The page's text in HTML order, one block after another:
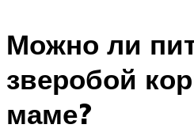
Можно ли
зверобой
маме?